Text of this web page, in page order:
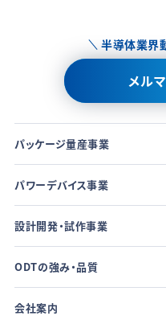
半導体業界
メル
パッケージ量産事業
パワーデバイス事業
設計開発・試作事業
ODTの強み・品質
会社案内